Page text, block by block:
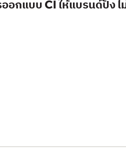
อกแบบ CI ให้แบรนด์ปัง